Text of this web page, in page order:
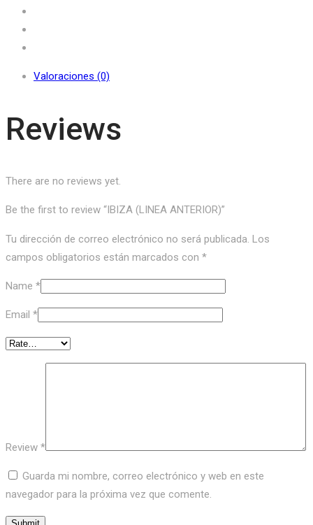
Valoraciones (0)
Reviews
There are no reviews yet.
Be the first to review “IBIZA (LINEA ANTERIOR)”
Tu dirección de correo electrónico no será publicada. Los
campos obligatorios están marcados con *
Name *
Email *
Review *
Guarda mi nombre, correo electrónico y web en este
navegador para la próxima vez que comente.